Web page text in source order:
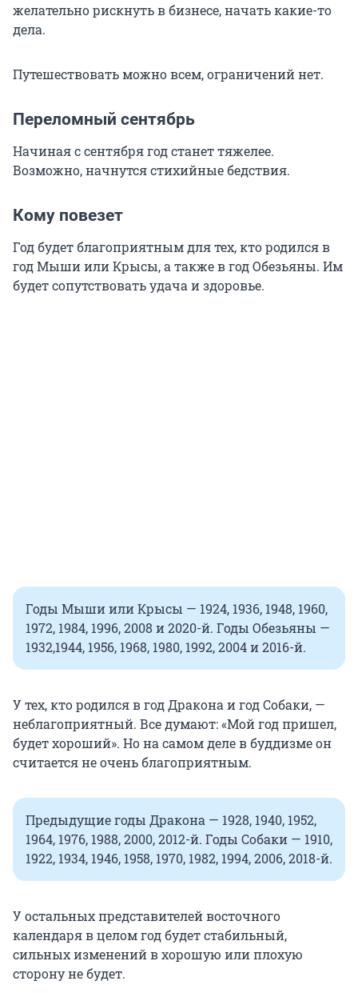
желательно рискнуть в бизнесе, начать какие-то
дела.
Путешествовать можно всем, ограничений нет.
Переломный сентябрь
Начиная с сентября год станет тяжелее.
Возможно, начнутся стихийные бедствия.
Кому повезет
Год будет благоприятным для тех, кто родился в
год Мыши или Крысы, а также в год Обезьяны. Им
будет сопутствовать удача и здоровье.
Годы Мыши или Крысы — 1924, 1936, 1948, 1960,
1972, 1984, 1996, 2008 и 2020-й. Годы Обезьяны —
1932,1944, 1956, 1968, 1980, 1992, 2004 и 2016-й.
У тех, кто родился в год Дракона и год Собаки, —
неблагоприятный. Все думают: «Мой год пришел,
будет хороший». Но на самом деле в буддизме он
считается не очень благоприятным.
Предыдущие годы Дракона — 1928, 1940, 1952,
1964, 1976, 1988, 2000, 2012-й. Годы Собаки — 1910,
1922, 1934, 1946, 1958, 1970, 1982, 1994, 2006, 2018-й.
У остальных представителей восточного
календаря в целом год будет стабильный,
сильных изменений в хорошую или плохую
сторону не будет.